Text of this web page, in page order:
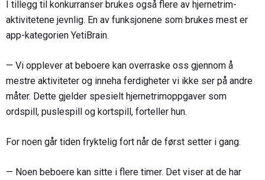
I tillegg til konkurranser brukes også flere av hjernetrim-
aktivitetene jevnlig. En av funksjonene som brukes mest er
app-kategorien YetiBrain.
— Vi opplever at beboere kan overraske oss gjennom å
mestre aktiviteter og inneha ferdigheter vi ikke ser på andre
måter. Dette gjelder spesielt hjernetrimoppgaver som
ordspill, puslespill og kortspill, forteller hun.
For noen går tiden fryktelig fort når de først setter i gang.
— Noen beboere kan sitte i flere timer. Det viser at de har